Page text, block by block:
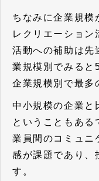
ちなみに企業規模
レクリエーション
活動への補助は
業規模別でみる
企業規模別で最多
中小規模の企業と
ということもある
業員間のコミュニ
感が課題であり、
す。